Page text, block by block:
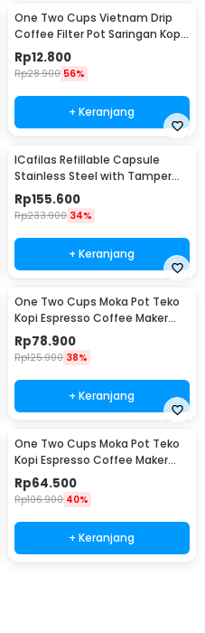
One Two Cups Vietnam Drip
Coffee Filter Pot Saringan Kopi
124ml 7Q - LC1
Rp12.800
Rp28.900 56%
+ Keranjang
ICafilas Refillable Capsule
Stainless Steel with Tamper
for Nespresso - F456
Rp155.600
Rp233.900 34%
+ Keranjang
One Two Cups Moka Pot Teko
Kopi Espresso Coffee Maker
Stovetop 6 Cup 300ml - Z21
Rp78.900
Rp125.900 38%
+ Keranjang
One Two Cups Moka Pot Teko
Kopi Espresso Coffee Maker
Stovetop 2 Cup 100ml - Z21
Rp64.500
Rp106.900 40%
+ Keranjang